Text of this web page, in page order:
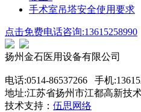
手术室吊塔安全使用要求
点击免费电话咨询:13615258990
扬州金石医用设备有限公司
电话:0514-86537266 手机
地址:江苏省扬州市江都高新技
技术支持： 伍思网络